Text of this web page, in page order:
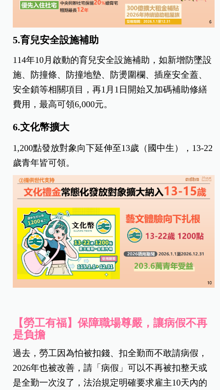
5.育兒安全設施補助
114年10月啟動的育兒安全設施補助，如新增防墜設
施、防撞條、防撞地墊、防燙圍欄、插座安全蓋、
安全鎖等相關項目，再1月1日開始又加碼補助修繕
費用，最高可領6,000元。
6.文化幣擴大
1,200點發放對象向下延伸至13歲（國中生），13-22
歲青年皆可領。
【勞工有福】保障職場尊嚴，讓病假不再
是負擔
過去，勞工因為怕被扣錢、扣全勤而不敢請病假，
2026年也被改善，請「病假」可以不再被扣整天或
是全勤一次沒了，法治規定明確要求雇主10天內的